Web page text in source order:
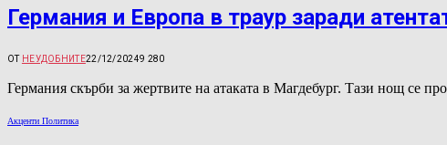
Германия и Европа в траур заради
ОТ НЕУДОБНИТЕ22/12/20249 280
Германия скърби за жертвите на атаката в Магдебург. Тази нощ се
Акценти Политика